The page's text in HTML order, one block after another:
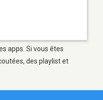
apps. Si vous êtes
des playlist et